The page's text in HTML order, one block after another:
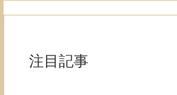
注目記事